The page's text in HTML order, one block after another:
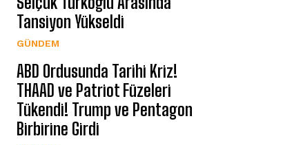
Tansiyon Yükseldi
GÜNDEM
ABD Ordusunda Tarihi Kriz!
THAAD ve Patriot Füzeleri
Tükendi! Trump ve Pentagon
Birbirine Girdi